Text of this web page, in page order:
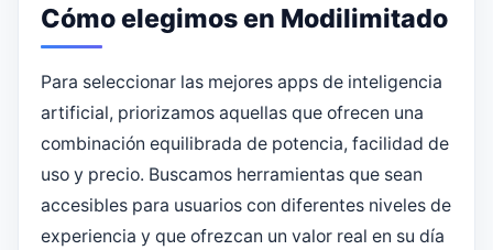
Cómo elegimos en Modilimitado
Para seleccionar las mejores apps de inteligencia
artificial, priorizamos aquellas que ofrecen una
combinación equilibrada de potencia, facilidad de
uso y precio. Buscamos herramientas que sean
accesibles para usuarios con diferentes niveles de
experiencia y que ofrezcan un valor real en su día